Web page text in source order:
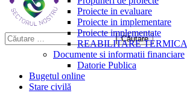
Proiecte in evaluare
Proiecte in implementare
Proiecte implementate
REABILITARE TERMICA
Documente si informatii financiare
Datorie Publica
Bugetul online
Stare civilă